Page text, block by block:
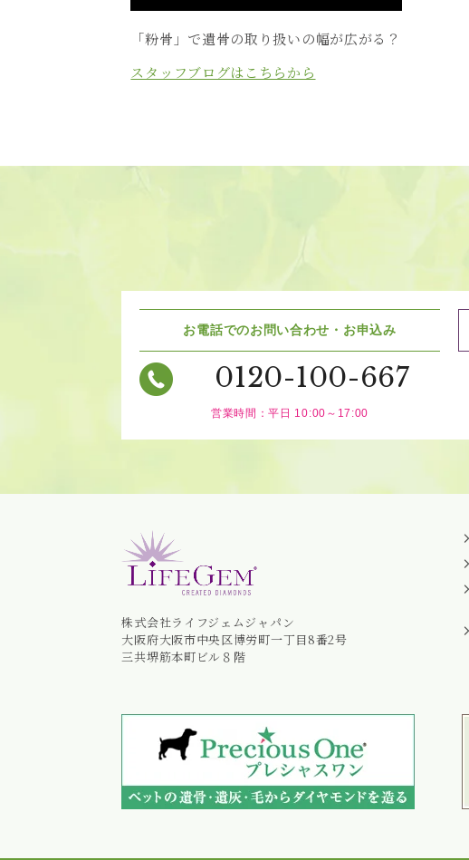
「粉骨」で遺骨の取り扱いの幅が広がる？
スタッフブログはこちらから
お電話でのお問い合わせ・お申込み
0120-100-667
営業時間：平日 10:00～17:00
株式会社ライフジェムジャパン
大阪府大阪市中央区博労町一丁目8番2号
三共堺筋本町ビル８階